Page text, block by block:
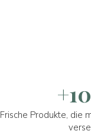
Frische Produkte, die